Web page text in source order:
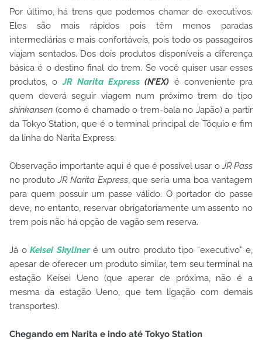
Por último, há trens que podemos chamar de executivos.
Eles são mais rápidos pois têm menos paradas
intermediárias e mais confortáveis, pois todo os passageiros
viajam sentados. Dos dois produtos disponíveis a diferença
básica é o destino final do trem. Se você quiser usar esses
produtos, oJR Narita Express (N’EX) é conveniente pra
quem deverá seguir viagem num próximo trem do tipo
shinkansen (como é chamado o trem-bala no Japão) a partir
da Tokyo Station, que é o terminal principal de Tóquio e fim
da linha do Narita Express.
Observação importante aqui é que é possível usar oJR Pass
no produtoJR Narita Express, que seria uma boa vantagem
para quem possuir um passe válido. O portador do passe
deve, no entanto, reservar obrigatoriamente um assento no
trem pois não há opção de vagão sem reserva.
Já o Keisei Skylineré um outro produto tipo “executivo” e,
apesar de oferecer um produto similar, tem seu terminal na
estação Keisei Ueno (que aperar de próxima, não é a
mesma da estação Ueno, que tem ligação com demais
transportes).
Chegando em Narita e indo até Tokyo Station